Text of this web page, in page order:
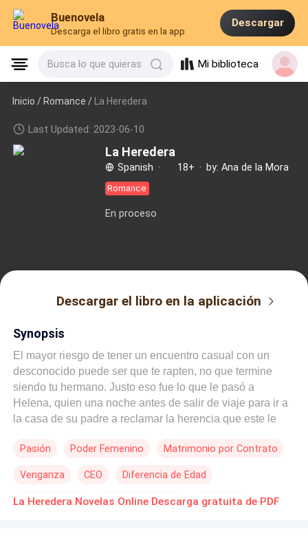
Buenovela
Descarga el libro gratis en la app
Descargar
Busca lo que quieras Mi biblioteca
Inicio /Romance / La Heredera
Last Updated: 2023-06-10
La Heredera
Spanish · 18+ · by: Ana de la Mora
Romance
En proceso
Descargar el libro en la aplicación
Synopsis
El mayor riesgo de tener un encuentro casual con un
desconocido puede ser que te rapten, no que termine
siendo tu hermano. Justo eso fue lo que le pasó a
Helena, quien una noche antes de salir de viaje para ir a
la casa de su padre a reclamar la herencia que este le
completo desconocido, quien resultó ser el mayor de sus
año que deben permanecer bajo el mismo techo para
hacer cumplir una de las cláusulas del testamento de su
Pasión Poder Femenino Matrimonio por Contrato
Venganza CEO Diferencia de Edad
Independiente Romance oscuro Arrogante
La Heredera Novelas Online Descarga gratuita de PDF